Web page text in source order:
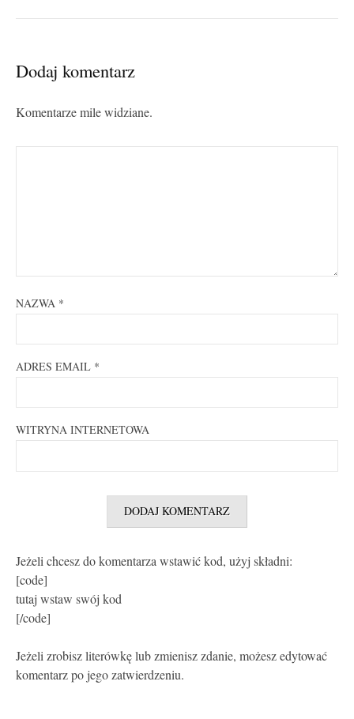
Dodaj komentarz
Komentarze mile widziane.
NAZWA *
ADRES EMAIL *
WITRYNA INTERNETOWA
Jeżeli chcesz do komentarza wstawić kod, użyj składni:
[code]
tutaj wstaw swój kod
[/code]
Jeżeli zrobisz literówkę lub zmienisz zdanie, możesz edytować
komentarz po jego zatwierdzeniu.